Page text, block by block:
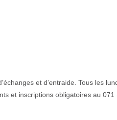
et d’entraide. Tous les
et inscriptions obligatoires au 071